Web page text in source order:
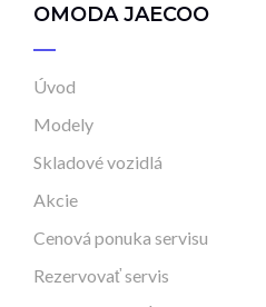
OMODA JAECOO
Úvod
Modely
Skladové vozidlá
Akcie
Cenová ponuka servisu
Rezervovať servis